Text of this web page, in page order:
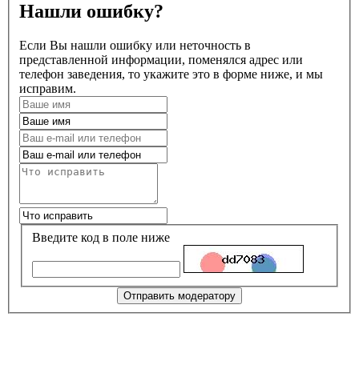
Нашли ошибку?
Если Вы нашли ошибку или неточность в
представленной информации, поменялся адрес или
телефон заведения, то укажите это в форме ниже, и мы
исправим.
Введите код в поле ниже
Отправить модератору